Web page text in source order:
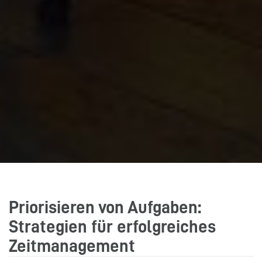
Priorisieren von Aufgaben:
Strategien für erfolgreiches
Zeitmanagement